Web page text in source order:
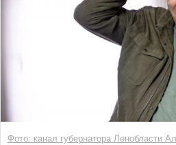
Фото: канал губернатора Ленобласти